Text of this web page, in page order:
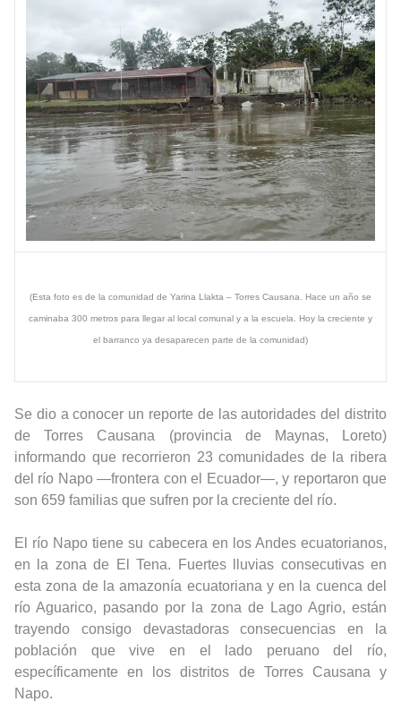
(Esta foto es de la comunidad de Yarina Llakta – Torres Causana. Hace un año se
caminaba 300 metros para llegar al local comunal y a la escuela. Hoy la creciente y
el barranco ya desaparecen parte de la comunidad)
Se dio a conocer un reporte de las autoridades del distrito
de Torres Causana (provincia de Maynas, Loreto)
informando que recorrieron 23 comunidades de la ribera
del río Napo —frontera con el Ecuador—, y reportaron que
son 659 familias que sufren por la creciente del río.
El río Napo tiene su cabecera en los Andes ecuatorianos,
en la zona de El Tena. Fuertes lluvias consecutivas en
esta zona de la amazonía ecuatoriana y en la cuenca del
río Aguarico, pasando por la zona de Lago Agrio, están
trayendo consigo devastadoras consecuencias en la
población que vive en el lado peruano del río,
específicamente en los distritos de Torres Causana y
Napo.